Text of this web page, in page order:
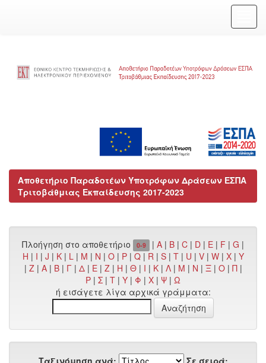
Αποθετήριο Παραδοτέων Υποτρόφων Δράσεων ΕΣΠΑ
Τριτοβάθμιας Εκπαίδευσης 2017-2023
Πλοήγηση στο αποθετήριο 0-9 |A | B |C | D | E | F |G |
H | I | J | K | L | M | N | O | P | Q | R | S | T | U | V | W | X | Y
| Z | Α | Β | Γ | Δ | Ε | Ζ | Η | Θ | Ι | Κ | Λ | Μ | Ν | Ξ | Ο | Π |
Ρ | Σ | Τ | Υ | Φ | Χ | Ψ | Ω
ή εισάγετε λίγα αρχικά γράμματα: